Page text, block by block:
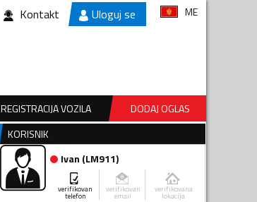
Kontakt Uloguj se ME
REGISTRACIJA VOZILA
DODAJ OGLAS
KORISNIK
Ivan (LM911)
verifikovan
telefon
verifikovan
email
verifikovana
lokacija